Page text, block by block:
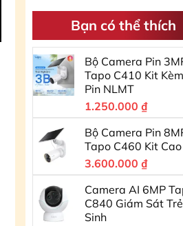
• Ống kính cố định 3.6mm
• Tích hợp Mic
• Hỗ trợ khe cắm thẻ nhớ Micro
Max 256GB
• Nguồn DC12V 1A
• Chất liệu vỏ plastic. Chuẩn
nước IP66
Bạn có thể thích
Bộ Camera Pin
Tapo C410 Kit
Pin NLMT
1.250.000 ₫
Bộ Camera Pin
Tapo C460 Kit
3.600.000 ₫
Camera AI 6MP
C840 Giám Sát
Sinh